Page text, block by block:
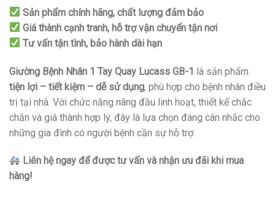
Sản phẩm chính hãng, chất lượng đảm bảo
Giá thành cạnh tranh, hỗ trợ vận chuyển tận nơi
Tư vấn tận tình, bảo hành dài hạn
Giường Bệnh Nhân 1 Tay Quay Lucass GB-1 là sản phẩm
tiện lợi – tiết kiệm – dễ sử dụng, phù hợp cho bệnh nhân điều
trị tại nhà. Với chức năng nâng đầu linh hoạt, thiết kế chắc
chắn và giá thành hợp lý, đây là lựa chọn đáng cân nhắc cho
những gia đình có người bệnh cần sự hỗ trợ.
Liên hệ ngay để được tư vấn và nhận ưu đãi khi mua
hàng!